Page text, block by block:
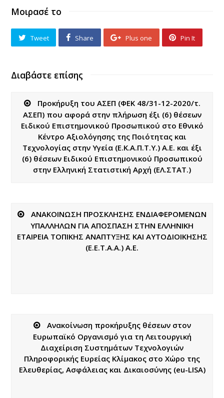
Μοιρασέ το
Tweet Share Plus one Pin It
Διαβάστε επίσης
Προκήρυξη του ΑΣΕΠ (ΦΕΚ 48/31-12-2020/τ.
ΑΣΕΠ) που αφορά στην πλήρωση έξι (6) θέσεων
Ειδικού Επιστημονικού Προσωπικού στο Εθνικό
Κέντρο Αξιολόγησης της Ποιότητας και
Τεχνολογίας στην Υγεία (Ε.Κ.Α.Π.Τ.Υ.) Α.Ε. και έξι
(6) θέσεων Ειδικού Επιστημονικού Προσωπικού
στην Ελληνική Στατιστική Αρχή (ΕΛ.ΣΤΑΤ.)
ΑΝΑΚΟΙΝΩΣΗ ΠΡΟΣΚΛΗΣΗΣ ΕΝΔΙΑΦΕΡΟΜΕΝΩΝ
ΥΠΑΛΛΗΛΩΝ ΓΙΑ ΑΠΟΣΠΑΣΗ ΣΤΗΝ ΕΛΛΗΝΙΚΗ
ΕΤΑΙΡΕΙΑ ΤΟΠΙΚΗΣ ΑΝΑΠΤΥΞΗΣ ΚΑΙ ΑΥΤΟΔΙΟΙΚΗΣΗΣ
(Ε.Ε.Τ.Α.Α.) Α.Ε.
Ανακοίνωση προκήρυξης θέσεων στoν
Ευρωπαϊκό Οργανισμό για τη Λειτουργική
Διαχείριση Συστημάτων Τεχνολογιών
Πληροφορικής Ευρείας Κλίμακος στο Χώρο της
Ελευθερίας, Ασφάλειας και Δικαιοσύνης (eu-LISA)